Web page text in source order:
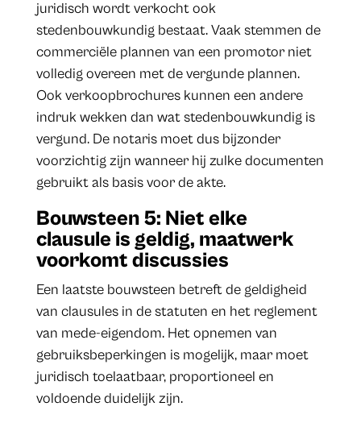
juridisch wordt verkocht ook
stedenbouwkundig bestaat. Vaak stemmen de
commerciële plannen van een promotor niet
volledig overeen met de vergunde plannen.
Ook verkoopbrochures kunnen een andere
indruk wekken dan wat stedenbouwkundig is
vergund. De notaris moet dus bijzonder
voorzichtig zijn wanneer hij zulke documenten
gebruikt als basis voor de akte.
Bouwsteen 5: Niet elke
clausule is geldig, maatwerk
voorkomt discussies
Een laatste bouwsteen betreft de geldigheid
van clausules in de statuten en het reglement
van mede-eigendom. Het opnemen van
gebruiksbeperkingen is mogelijk, maar moet
juridisch toelaatbaar, proportioneel en
voldoende duidelijk zijn.